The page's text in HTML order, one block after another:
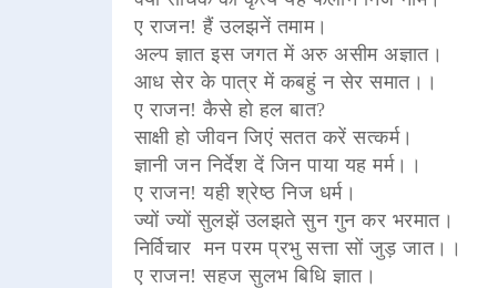
ए राजन! हैं उलझनें तमाम।
अल्प ज्ञात इस जगत में अरु असीम अज्ञात।
आध सेर के पात्र में कबहुं न सेर समात।।
ए राजन! कैसे हो हल बात?
साक्षी हो जीवन जिएं सतत करें सत्कर्म।
ज्ञानी जन निर्देश दें जिन पाया यह मर्म।।
ए राजन! यही श्रेष्ठ निज धर्म।
ज्यों ज्यों सुलझें उलझते सुन गुन कर भरमात।
निर्विचार मन परम प्रभु सत्ता सों जुड़ जात।।
ए राजन! सहज सुलभ बिधि ज्ञात।